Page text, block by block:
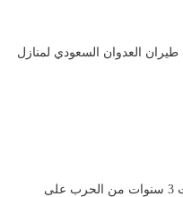
العدوان السعودي لمنازل
فعالية بعنوان: إحصائيات 3 سنوات من الحرب على